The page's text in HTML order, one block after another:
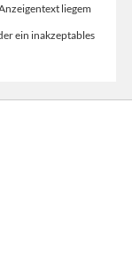
liegem
ein inakzeptables